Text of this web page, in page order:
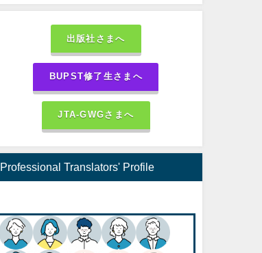
出版社さまへ
BUPST修了生さまへ
JTA-GWGさまへ
Professional Translators' Profile